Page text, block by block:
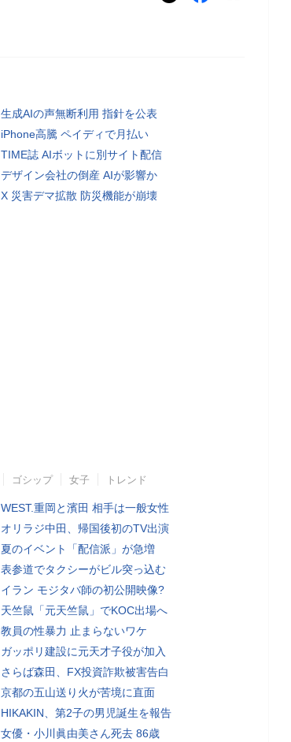
生成AIの声無断利用 指針を公表
iPhone高騰 ペイディで月払い
TIME誌 AIボットに別サイト配信
デザイン会社の倒産 AIが影響か
X 災害デマ拡散 防災機能が崩壊
ゴシップ 女子 トレンド
WEST.重岡と濱田 相手は一般女性
オリラジ中田、帰国後初のTV出演
夏のイベント「配信派」が急増
表参道でタクシーがビル突っ込む
イラン モジタバ師の初公開映像?
天竺鼠「元天竺鼠」でKOC出場へ
教員の性暴力 止まらないワケ
ガッポリ建設に元天才子役が加入
さらば森田、FX投資詐欺被害告白
京都の五山送り火が苦境に直面
HIKAKIN、第2子の男児誕生を報告
女優・小川眞由美さん死去 86歳